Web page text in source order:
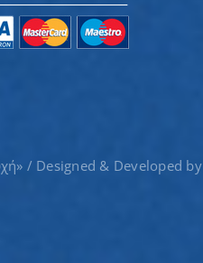
/ Designed & Developed by